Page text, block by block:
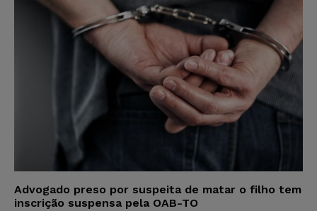
Advogado preso por suspeita de matar o filho tem
inscrição suspensa pela OAB-TO